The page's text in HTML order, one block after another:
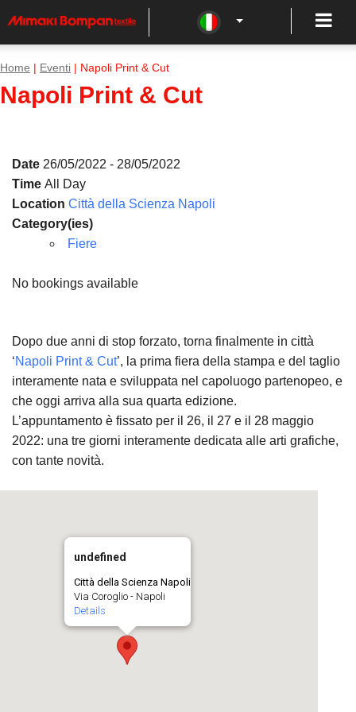
Home Eventi | Napoli Print & Cut
Napoli Print & Cut
Date 26/05/2022 - 28/05/2022
Time All Day
Location Città della Scienza Napoli
Category(ies)
Fiere
No bookings available
Dopo due anni di stop forzato, torna finalmente in città
‘Napoli Print & Cut’, la prima fiera della stampa e del taglio
interamente nata e sviluppata nel capoluogo partenopeo, e
che oggi arriva alla sua quarta edizione.
L’appuntamento è fissato per il 26, il 27 e il 28 maggio
2022: una tre giorni interamente dedicata alle arti grafiche,
con tante novità.
undefined
Città della Scienza Napoli
Via Coroglio - Napoli
Details